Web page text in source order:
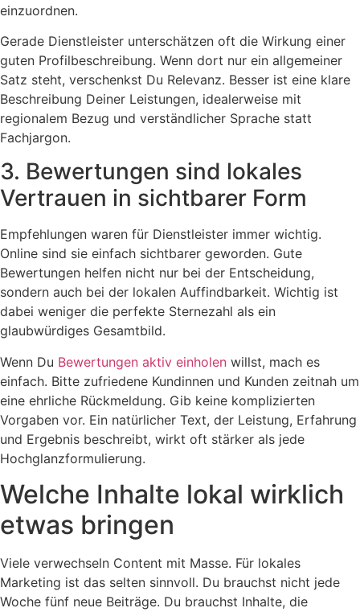
einzuordnen.
Gerade Dienstleister unterschätzen oft die Wirkung einer
guten Profilbeschreibung. Wenn dort nur ein allgemeiner
Satz steht, verschenkst Du Relevanz. Besser ist eine klare
Beschreibung Deiner Leistungen, idealerweise mit
regionalem Bezug und verständlicher Sprache statt
Fachjargon.
3. Bewertungen sind lokales
Vertrauen in sichtbarer Form
Empfehlungen waren für Dienstleister immer wichtig.
Online sind sie einfach sichtbarer geworden. Gute
Bewertungen helfen nicht nur bei der Entscheidung,
sondern auch bei der lokalen Auffindbarkeit. Wichtig ist
dabei weniger die perfekte Sternezahl als ein
glaubwürdiges Gesamtbild.
Wenn Du Bewertungen aktiv einholen willst, mach es
einfach. Bitte zufriedene Kundinnen und Kunden zeitnah um
eine ehrliche Rückmeldung. Gib keine komplizierten
Vorgaben vor. Ein natürlicher Text, der Leistung, Erfahrung
und Ergebnis beschreibt, wirkt oft stärker als jede
Hochglanzformulierung.
Welche Inhalte lokal wirklich
etwas bringen
Viele verwechseln Content mit Masse. Für lokales
Marketing ist das selten sinnvoll. Du brauchst nicht jede
Woche fünf neue Beiträge. Du brauchst Inhalte, die